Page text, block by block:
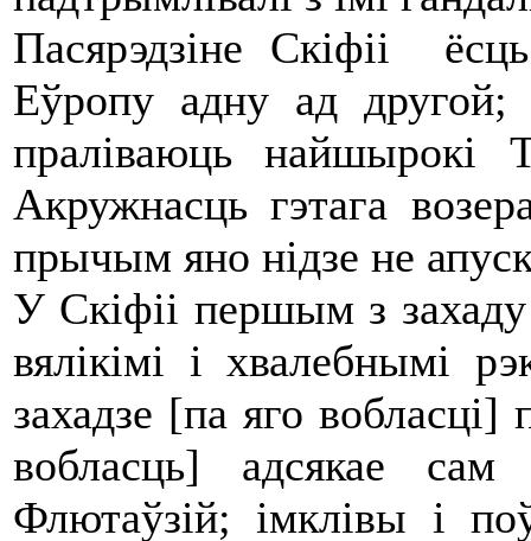
Пасярэдзіне Скіфіі
Еўропу адну ад
праліваюць найшырокі
Акружнасць гэтага
прычым яно нідзе не
У Скіфіі першым з
вялікімі і хвалебнымі
захадзе [па яго вобласці]
вобласць] адсякае
Флютаўзій; імклівы і